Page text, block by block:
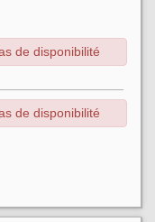
de disponibilité
de disponibilité